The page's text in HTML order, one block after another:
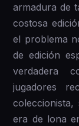
armadura de
costosa
el problema
de edición
verdadera
jugadores
era de lona